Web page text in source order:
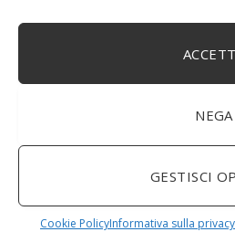
NEGA
GESTISCI
Cookie PolicyInformativa sulla
Grano Spremi Frutta Verdura